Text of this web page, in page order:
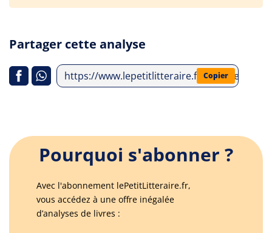
Partager cette analyse
https://www.lepetitlitteraire.fr/analyses-
Copier
Pourquoi s'abonner ?
Avec l'abonnement lePetitLitteraire.fr,
vous accédez à une offre inégalée
d’analyses de livres :